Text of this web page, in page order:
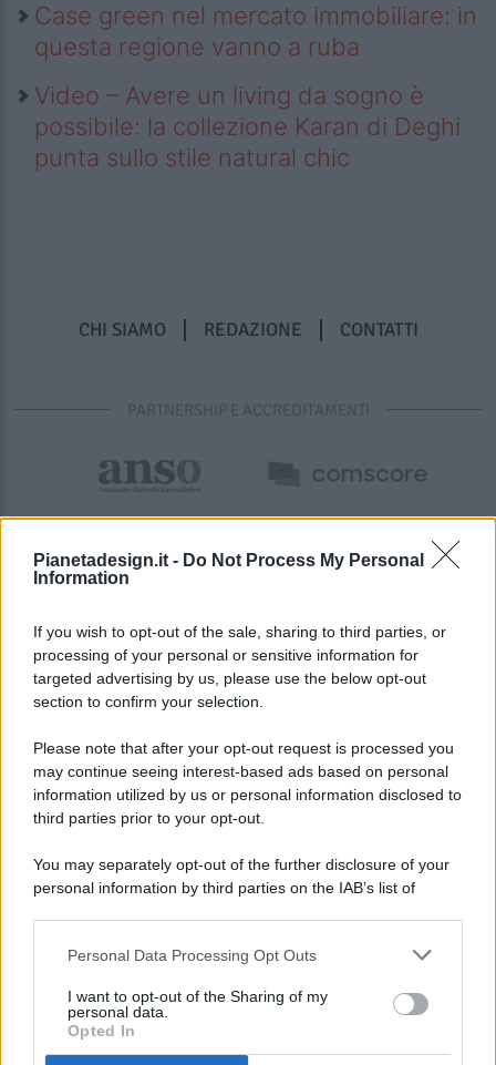
Pianetadesign.it - Do Not Process My Personal
Information
If you wish to opt-out of the sale, sharing to third parties, or
processing of your personal or sensitive information for
targeted advertising by us, please use the below opt-out
section to confirm your selection.
Please note that after your opt-out request is processed you
may continue seeing interest-based ads based on personal
information utilized by us or personal information disclosed to
third parties prior to your opt-out.
You may separately opt-out of the further disclosure of your
personal information by third parties on the IAB’s list of
This information may also be disclosed by us to third parties
disclose it to other third parties.
Personal Data Processing Opt Outs
I want to opt-out of the Sharing of my
personal data.
Opted In
Case green nel mercato immobiliare: in
questa regione vanno a ruba
Video – Avere un living da sogno è
possibile: la collezione Karan di Deghi
punta sullo stile natural chic
CHI SIAMO REDAZIONE CONTATTI
PARTNERSHIP E ACCREDITAMENTI
© 2026 - Pianeta Design - P.IVA 04827280654 - Testata
Registrata Al Tribunale Di Nocera Inferiore N. 8/2020 - RG N.
ISCRIZIONE AL ROC N. 35792 – ISCRITTA ALL’ANSO
(ASSOCIAZIONE NAZIONALE STAMPA ONLINE)
PREFERENZE PRIVACY